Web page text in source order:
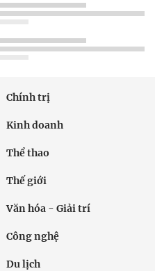
Chính trị
Kinh doanh
Thể thao
Thế giới
Văn hóa - Giải trí
Công nghệ
Du lịch